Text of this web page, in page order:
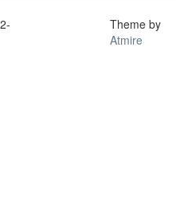
Theme by
Atmire